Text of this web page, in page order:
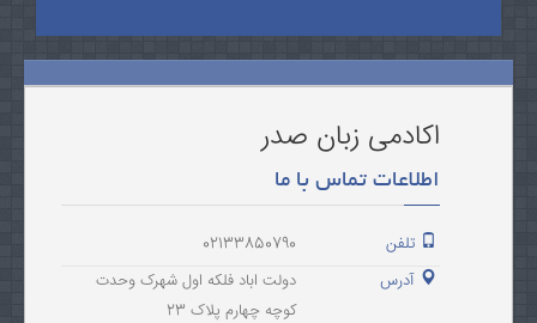
اکادمی زبان صدر
اطلاعات تماس با ما
تلفن
02133850790
آدرس
دولت اباد فلکه اول شهرک وحدت
کوچه چهارم پلاک 23